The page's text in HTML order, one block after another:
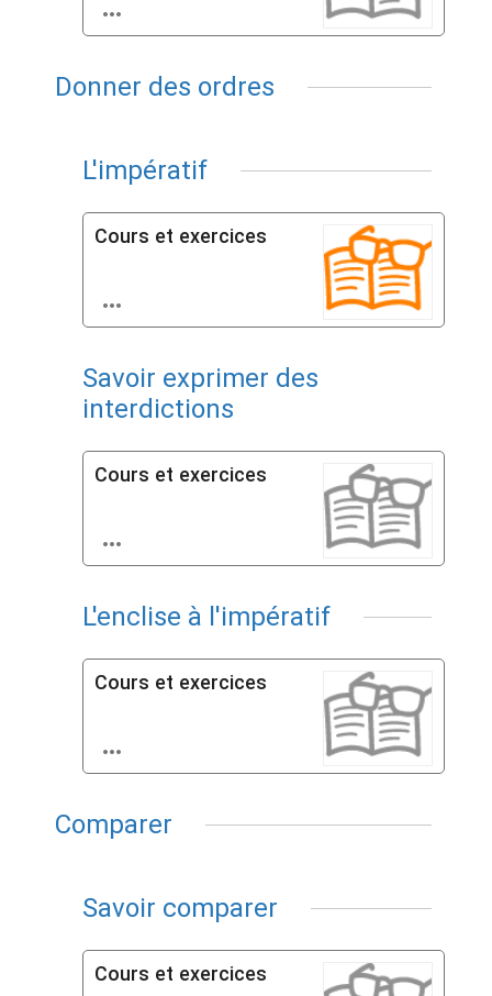

Donner des ordres
L'impératif
Cours et exercices

Savoir exprimer des
interdictions
Cours et exercices

L'enclise à l'impératif
Cours et exercices

Comparer
Savoir comparer
Cours et exercices